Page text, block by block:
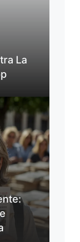
La